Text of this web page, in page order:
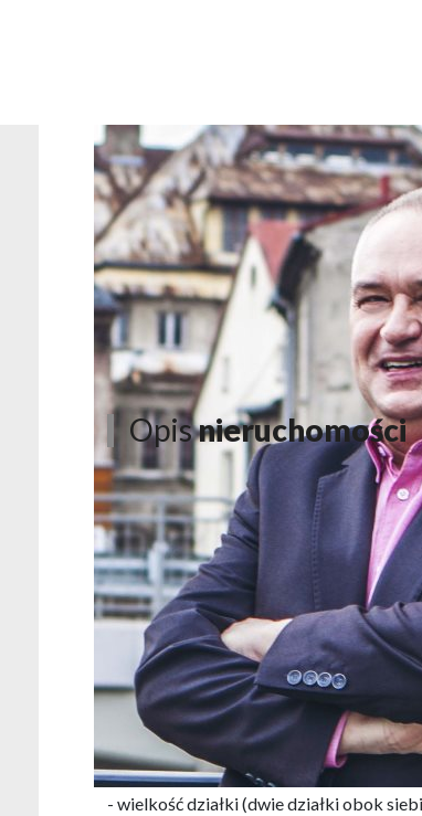
Opisnieruchomości
DZIAŁKI BUDOWLANE W
Marzy Ci się duża działka w cichej i
chcesz mieć możliwość łatwego
jednej strony zapewnia dystans od
dobre połączenie z drogą ekspresową S
NAJWAŻNIEJSZE ATUTY:
- w sąsiedztwie zabudowa jednorodzinna
- wielkość działki (dwie działki obok